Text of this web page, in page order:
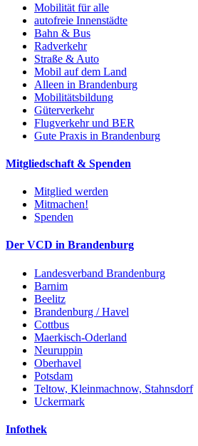
Mobilität für alle
autofreie Innenstädte
Bahn & Bus
Radverkehr
Straße & Auto
Mobil auf dem Land
Alleen in Brandenburg
Mobilitätsbildung
Güterverkehr
Flugverkehr und BER
Gute Praxis in Brandenburg
Mitgliedschaft & Spenden
Mitglied werden
Mitmachen!
Spenden
Der VCD in Brandenburg
Landesverband Brandenburg
Barnim
Beelitz
Brandenburg / Havel
Cottbus
Maerkisch-Oderland
Neuruppin
Oberhavel
Potsdam
Teltow, Kleinmachnow, Stahnsdorf
Uckermark
Infothek